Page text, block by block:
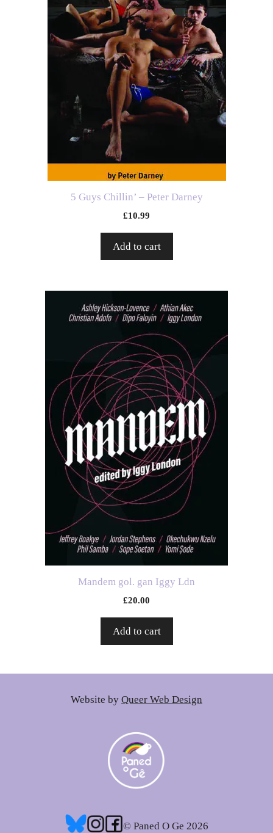
5 Guys Chillin’ – Peter Darney
£10.99
Add to cart
Mandem gol. gan Iggy Ldn
£20.00
Add to cart
Website by Queer Web Design
© Paned O Ge 2026